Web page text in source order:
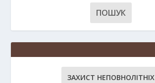
ЗАХИСТ НЕПОВНОЛІТНІХ